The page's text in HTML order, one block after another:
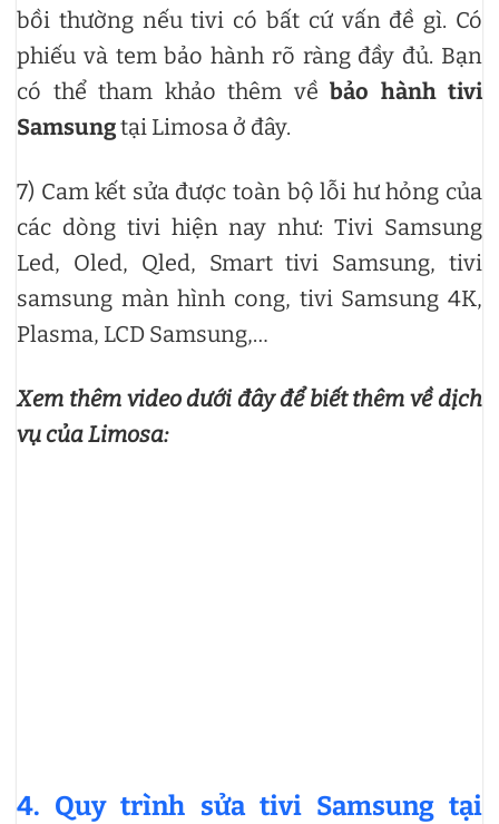
bồi thường nếu tivi có bất cứ vấn đề gì. Có
phiếu và tem bảo hành rõ ràng đầy đủ. Bạn
có thể tham khảo thêm về bảo hành tivi
Samsungtại Limosa ở đây.
7) Cam kết sửa được toàn bộ lỗi hư hỏng của
các dòng tivi hiện nay như: Tivi Samsung
Led, Oled, Qled, Smart tivi Samsung, tivi
samsung màn hình cong, tivi Samsung 4K,
Plasma, LCD Samsung,…
Xem thêm video dưới đây để biết thêm về dịch
vụ của Limosa:
4. Quy trình sửa tivi Samsung tại